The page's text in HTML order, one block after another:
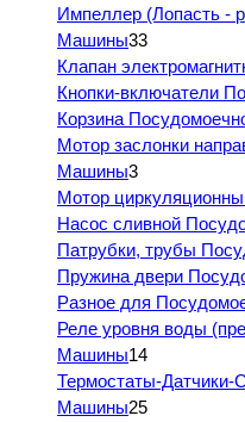
Импеллер (Лопасть -
Машины33
Клапан
Кнопки-включатели
Корзина
Мотор заслонки
Машины3
Мотор
Насос сливной
Патрубки, трубы
Пружина двери
Разное для
Реле уровня воды
Машины14
Термостаты-
Машины25